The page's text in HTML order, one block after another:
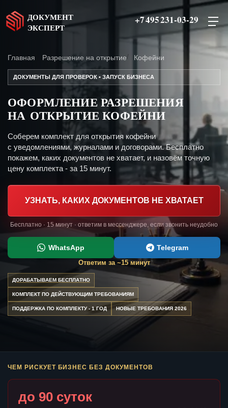
ДОКУМЕНТ
ЭКСПЕРТ
+7 495 231-03-29
Главная Разрешение на открытие Кофейни
ДОКУМЕНТЫ ДЛЯ ПРОВЕРОК • ЗАПУСК БИЗНЕСА
ОФОРМЛЕНИЕ РАЗРЕШЕНИЯ
НА ОТКРЫТИЕ КОФЕЙНИ
Соберем комплект для открытия кофейни
с уведомлениями, журналами и договорами. Бесплатно
покажем, каких документов не хватает, и назовём точную
цену комплекта - за 15 минут.
УЗНАТЬ, КАКИХ ДОКУМЕНТОВ НЕ ХВАТАЕТ
Бесплатно · 15 минут · ответим в мессенджере, если звонить неудобно
WhatsApp Telegram
Ответим за ~15 минут
ДОРАБАТЫВАЕМ БЕСПЛАТНО
КОМПЛЕКТ ПО ДЕЙСТВУЮЩИМ ТРЕБОВАНИЯМ
ПОДДЕРЖКА ПО КОМПЛЕКТУ - 1 ГОД НОВЫЕ ТРЕБОВАНИЯ 2026
ЧЕМ РИСКУЕТ БИЗНЕС БЕЗ ДОКУМЕНТОВ
до 90 суток